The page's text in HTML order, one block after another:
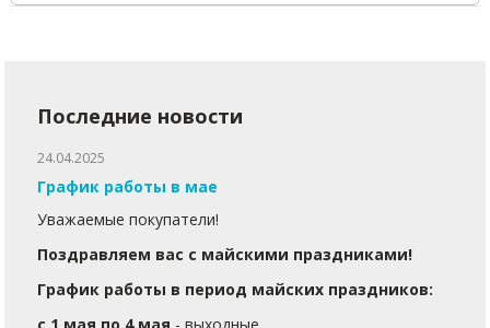
Последние новости
24.04.2025
График работы в мае
Уважаемые покупатели!
Поздравляем вас с майскими праздниками!
График работы в период майских праздников: